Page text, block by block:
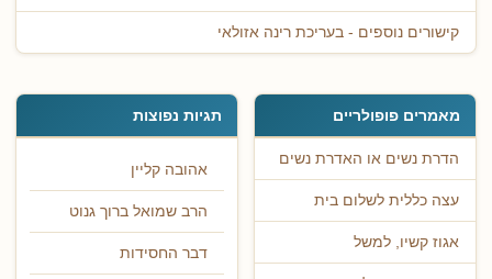
קישורים נוספים - בעריכת רינה אזולאי
מאמרים פופולריים
הדרת נשים או האדרת נשים
עצה כללית לשלום בית
אגוז קשיו, למשל
תגיות נפוצות
אהובה קליין
הרב שמואל ברוך גנוט
דבר החסידות